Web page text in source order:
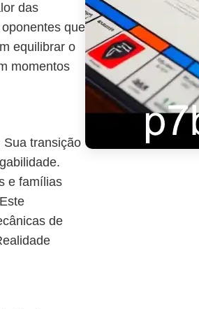
das
que
equilibrar o
momentos
Sua transição
e famílias
de